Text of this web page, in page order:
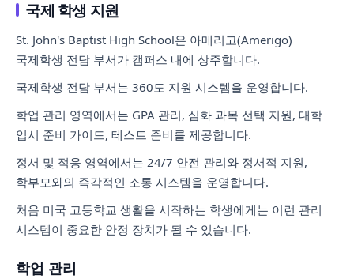
국제 학생 지원
St. John's Baptist High School은 아메리고(Amerigo)
국제학생 전담 부서가 캠퍼스 내에 상주합니다.
국제학생 전담 부서는 360도 지원 시스템을 운영합니다.
학업 관리 영역에서는 GPA 관리, 심화 과목 선택 지원, 대학
입시 준비 가이드, 테스트 준비를 제공합니다.
정서 및 적응 영역에서는 24/7 안전 관리와 정서적 지원,
학부모와의 즉각적인 소통 시스템을 운영합니다.
처음 미국 고등학교 생활을 시작하는 학생에게는 이런 관리
시스템이 중요한 안정 장치가 될 수 있습니다.
학업 관리